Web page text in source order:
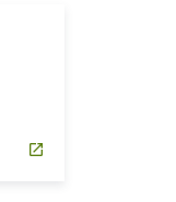
open_in_new